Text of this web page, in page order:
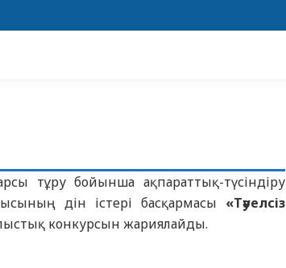
тұру бойынша ақпараттық-түсіндіру
дін істері басқармасы «Тәуелсіз
конкурсын жариялайды.